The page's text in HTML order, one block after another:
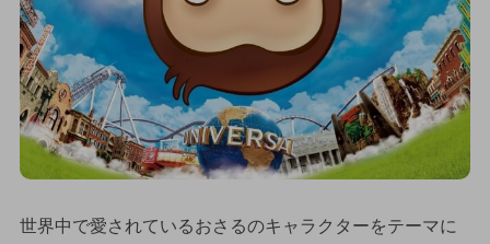
世界中で愛されているおさるのキャラクターをテーマに